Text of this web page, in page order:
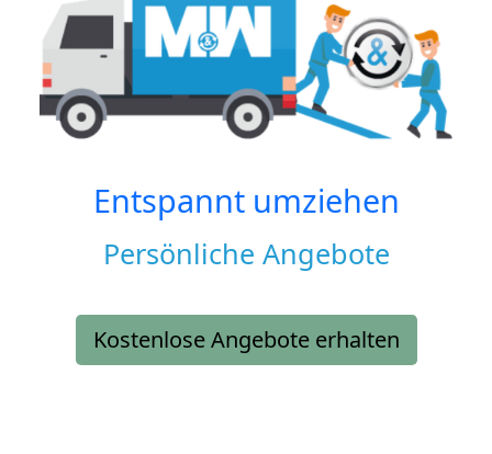
Entspannt umziehen
Persönliche Angebote
Kostenlose Angebote erhalten